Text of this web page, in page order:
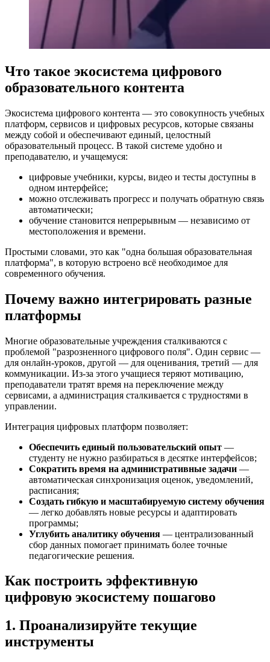
Что такое экосистема цифрового
образовательного контента
Экосистема цифрового контента — это совокупность учебных
платформ, сервисов и цифровых ресурсов, которые связаны
между собой и обеспечивают единый, целостный
образовательный процесс. В такой системе удобно и
преподавателю, и учащемуся:
цифровые учебники, курсы, видео и тесты доступны в
одном интерфейсе;
можно отслеживать прогресс и получать обратную связь
автоматически;
обучение становится непрерывным — независимо от
местоположения и времени.
Простыми словами, это как "одна большая образовательная
платформа", в которую встроено всё необходимое для
современного обучения.
Почему важно интегрировать разные
платформы
Многие образовательные учреждения сталкиваются с
проблемой "разрозненного цифрового поля". Один сервис —
для онлайн-уроков, другой — для оценивания, третий — для
коммуникации. Из-за этого учащиеся теряют мотивацию,
преподаватели тратят время на переключение между
сервисами, а администрация сталкивается с трудностями в
управлении.
Интеграция цифровых платформ позволяет:
Обеспечить единый пользовательский опыт —
студенту не нужно разбираться в десятке интерфейсов;
Сократить время на административные задачи —
автоматическая синхронизация оценок, уведомлений,
расписания;
Создать гибкую и масштабируемую систему обучения
— легко добавлять новые ресурсы и адаптировать
программы;
Углубить аналитику обучения — централизованный
сбор данных помогает принимать более точные
педагогические решения.
Как построить эффективную
цифровую экосистему пошагово
1. Проанализируйте текущие
инструменты